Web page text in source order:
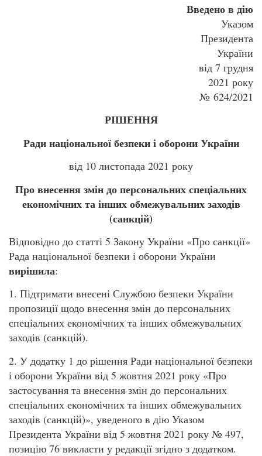
Введено в дію
Указом
Президента
України
від 7 грудня
2021 року
№ 624/2021
РІШЕННЯ
Ради національної безпеки і оборони України
від 10 листопада 2021 року
Про внесення змін до персональних спеціальних
економічних та інших обмежувальних заходів
(санкцій)
Відповідно до статті 5 Закону України «Про санкції»
Рада національної безпеки і оборони України
вирішила:
1. Підтримати внесені Службою безпеки України
пропозиції щодо внесення змін до персональних
спеціальних економічних та інших обмежувальних
заходів (санкцій).
2. У додатку 1 до рішення Ради національної безпеки
і оборони України від 5 жовтня 2021 року «Про
застосування та внесення змін до персональних
спеціальних економічних та інших обмежувальних
заходів (санкцій)», уведеного в дію Указом
Президента України від 5 жовтня 2021 року № 497,
позицію 76 викласти у редакції згідно з додатком.